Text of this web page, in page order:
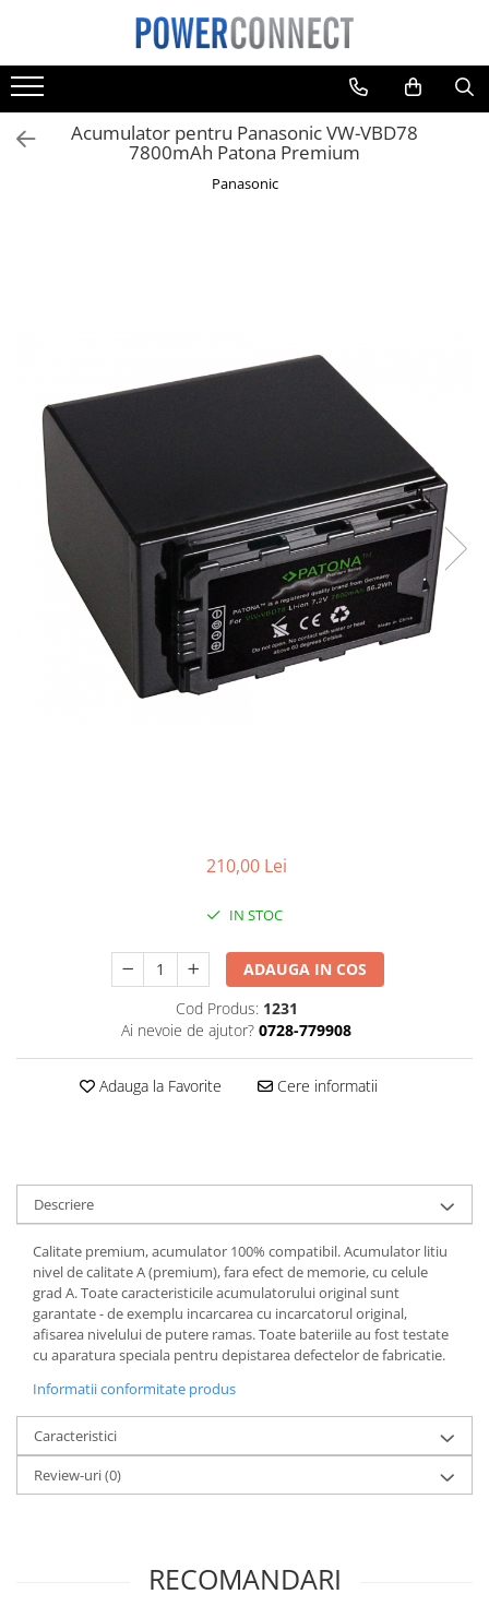
Toate Produsele
Sisteme filtrare apa
Sisteme filtrare apa
Adaptoare
Boxe portabile
Console
Gripuri
Laptop
POS/Scanere coduri de bare
Scule electrice
Smartwatch
Produse de bucatarie kjøk
Pachete Promo
Blițuri și lumini foto/video
Cablu date
tableta
Telefoane mobile
Casti
Telefoane mobile
Custi aparate foto-video
Incarcatoare auto
Telefoane mobile
Acumulator pentru Panasonic VW-VBD78
7800mAh Patona Premium
Panasonic
210,00 Lei
IN STOC
ADAUGA IN COS
Cod Produs: 1231
Ai nevoie de ajutor? 0728-779908
Adauga la Favorite Cere informatii
Descriere
Calitate premium, acumulator 100% compatibil. Acumulator litiu
nivel de calitate A (premium), fara efect de memorie, cu celule
grad A. Toate caracteristicile acumulatorului original sunt
garantate - de exemplu incarcarea cu incarcatorul original,
afisarea nivelului de putere ramas. Toate bateriile au fost testate
cu aparatura speciala pentru depistarea defectelor de fabricatie.
Informatii conformitate produs
Caracteristici
Review-uri(0)
RECOMANDARI